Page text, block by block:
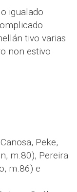
igualado
tivo varias
non estivo
Peke,
m.80), Pereira
m.86) e